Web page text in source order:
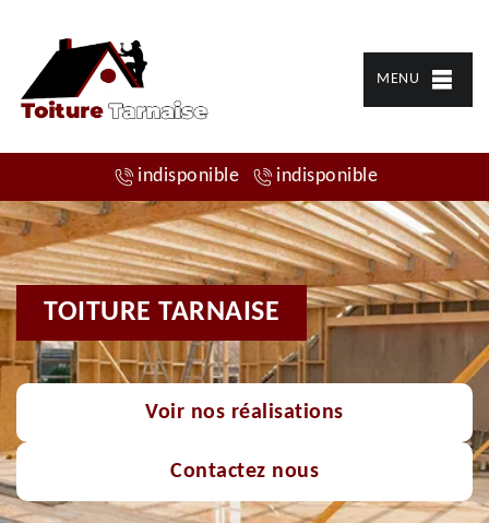
MENU
indisponible indisponible
TOITURE TARNAISE
Voir nos réalisations
Contactez nous